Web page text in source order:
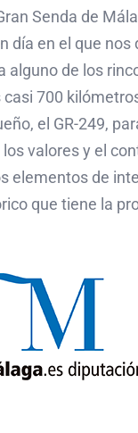
Senda de
día en el que
alguno de los
700
el GR-249,
valores y el
elementos de
que tiene la